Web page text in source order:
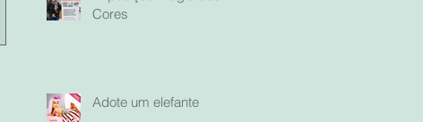
Cores
Adote um elefante